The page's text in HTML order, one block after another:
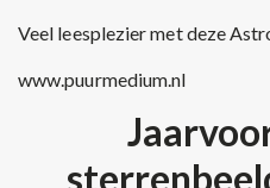
Veel leesplezier met deze
www.puurmedium.nl